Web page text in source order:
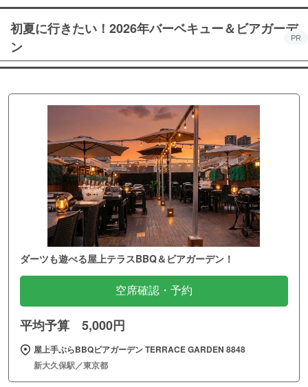
初夏に行きたい！2026年バーベキュー＆ビアガーデ
ン
PR
ダーツも遊べる屋上テラスBBQ＆ビアガーデン！
空席確認・予約
平均予算 5,000円
屋上手ぶらBBQビアガーデン TERRACE GARDEN 8848
新大久保駅／東京都